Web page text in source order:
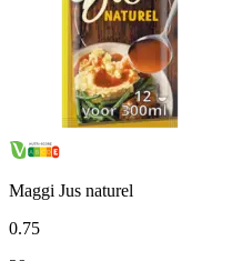
Maggi Jus naturel
0.75